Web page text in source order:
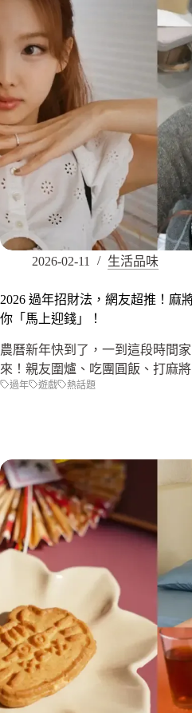
2026-02-11 生活品味
2026 過年招財法，網友超推！麻
你「馬上迎錢」！
農曆新年快到了，一到這段時間
來！親友圍爐、吃團圓飯、打麻
過年 遊戲 熱話題